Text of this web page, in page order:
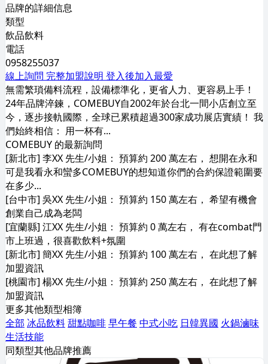
品牌的詳細信息
類型
飲品飲料
電話
0958255037
線上詢問 完整加盟說明 登入後加入最愛
無需繁瑣備料流程，設備標準化，更省人力、更容易上手！
24年品牌淬鍊，COMEBUY自2002年於台北一間小店創立至
今，逐步接軌國際，全球已累積超過300家成功展店實績！ 我
們始終相信： 用一杯有...
COMEBUY 的最新詢問
[新北市] 李XX 先生/小姐： 預算約 200 萬左右， 想開在永和
可是我看永和蠻多COMEBUY的想知道你們的合約保證範圍要
在多少...
[台中市] 吳XX 先生/小姐： 預算約 150 萬左右， 希望有機會
創業自己成為老闆
[宜蘭縣] 江XX 先生/小姐： 預算約 0 萬左右， 有在combat門
市上班過，很喜歡飲料+氛圍
[新北市] 簡XX 先生/小姐： 預算約 100 萬左右， 在此想了解
加盟資訊
[桃園市] 楊XX 先生/小姐： 預算約 250 萬左右， 在此想了解
加盟資訊
更多其他類型相簿
全部 冰品飲料甜點咖啡早午餐 中式小吃 日韓異國 火鍋滷味
生活技能
同類型其他品牌推薦